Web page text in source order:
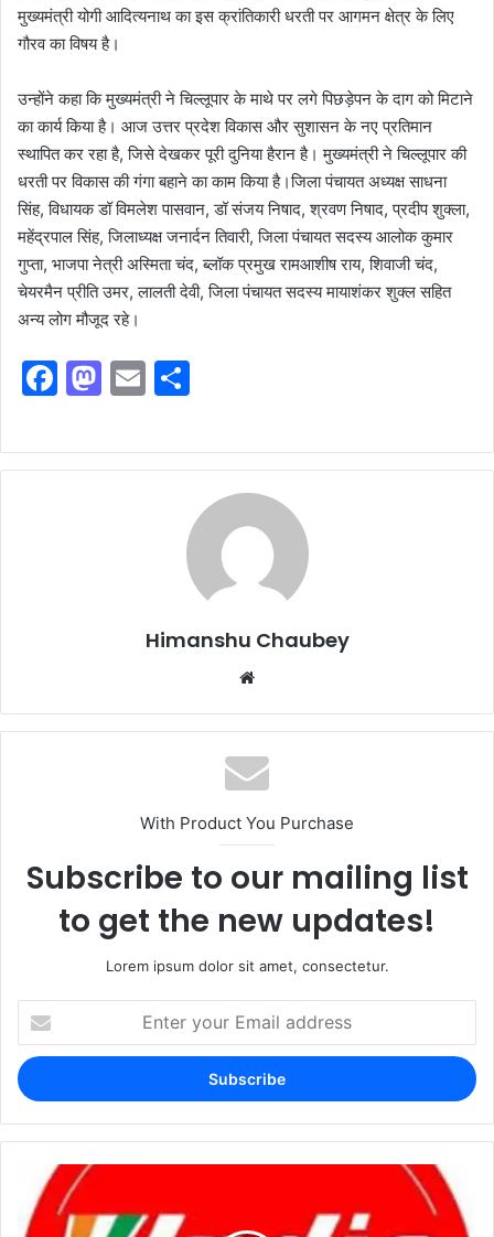
मुख्यमंत्री योगी आदित्यनाथ का इस क्रांतिकारी धरती पर आगमन क्षेत्र के लिए
गौरव का विषय है।
उन्होंने कहा कि मुख्यमंत्री ने चिल्लूपार के माथे पर लगे पिछड़ेपन के दाग को मिटाने
का कार्य किया है। आज उत्तर प्रदेश विकास और सुशासन के नए प्रतिमान
स्थापित कर रहा है, जिसे देखकर पूरी दुनिया हैरान है। मुख्यमंत्री ने चिल्लूपार की
धरती पर विकास की गंगा बहाने का काम किया है।जिला पंचायत अध्यक्ष साधना
सिंह, विधायक डॉ विमलेश पासवान, डॉ संजय निषाद, श्रवण निषाद, प्रदीप शुक्ला,
महेंद्रपाल सिंह, जिलाध्यक्ष जनार्दन तिवारी, जिला पंचायत सदस्य आलोक कुमार
गुप्ता, भाजपा नेत्री अस्मिता चंद, ब्लॉक प्रमुख रामआशीष राय, शिवाजी चंद,
चेयरमैन प्रीति उमर, लालती देवी, जिला पंचायत सदस्य मायाशंकर शुक्ल सहित
अन्य लोग मौजूद रहे।
F
c
e
M
st
o
E
ai
l
ar
e
Himanshu Chaubey
With Product You Purchase
Subscribe to our mailing list
to get the new updates!
Lorem ipsum dolor sit amet, consectetur.